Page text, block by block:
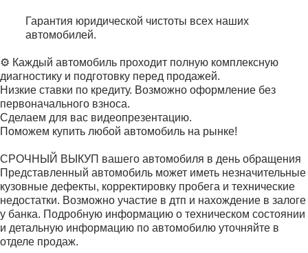
Гарантия юридической чистоты всех наших
автомобилей.
⚙️ Каждый автомобиль проходит полную комплексную
диагностику и подготовку перед продажей.
Низкие ставки по кредиту. Возможно оформление без
первоначального взноса.
Сделаем для вас видеопрезентацию.
Поможем купить любой автомобиль на рынке!
СРОЧНЫЙ ВЫКУП вашего автомобиля в день обращения
Представленный автомобиль может иметь незначительные
кузовные дефекты, корректировку пробега и технические
недостатки. Возможно участие в дтп и нахождение в залоге
у банка. Подробную информацию о техническом состоянии
и детальную информацию по автомобилю уточняйте в
отделе продаж.